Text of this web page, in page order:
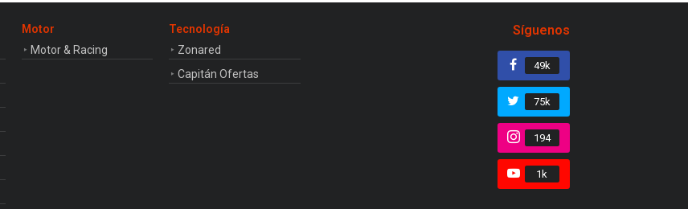
Motor
Motor & Racing
Tecnología
Zonared
Capitán Ofertas
Síguenos
49k
75k
194
1k